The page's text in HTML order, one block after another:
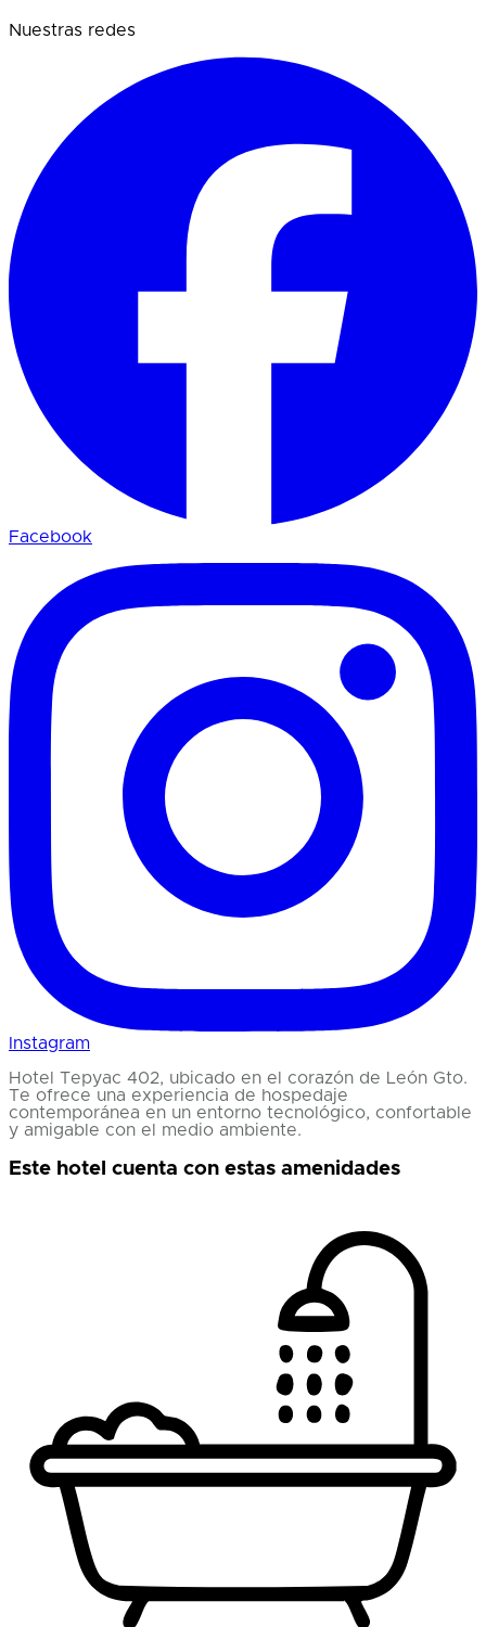
Nuestras redes
Facebook
Instagram
Hotel Tepyac 402, ubicado en el corazón de León Gto.
Te ofrece una experiencia de hospedaje
contemporánea en un entorno tecnológico, confortable
y amigable con el medio ambiente.
Este hotel cuenta con estas amenidades